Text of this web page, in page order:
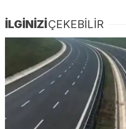
İLGİNİZİÇEKEBİLİR